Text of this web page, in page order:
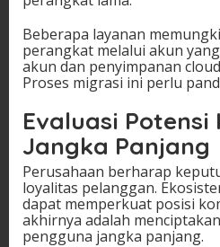
Beberapa layanan
perangkat melalui akun
akun dan penyimpanan
Proses migrasi ini perlu
Evaluasi Potensi
Jangka Panjang
Perusahaan berharap
loyalitas pelanggan.
dapat memperkuat posisi
akhirnya adalah
pengguna jangka panjang.